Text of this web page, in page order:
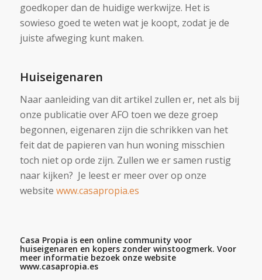
goedkoper dan de huidige werkwijze. Het is
sowieso goed te weten wat je koopt, zodat je de
juiste afweging kunt maken.
Huiseigenaren
Naar aanleiding van dit artikel zullen er, net als bij
onze publicatie over AFO toen we deze groep
begonnen, eigenaren zijn die schrikken van het
feit dat de papieren van hun woning misschien
toch niet op orde zijn. Zullen we er samen rustig
naar kijken? Je leest er meer over op onze
website www.casapropia.es
Casa Propia is een online community voor
huiseigenaren en kopers zonder winstoogmerk. Voor
meer informatie bezoek onze website
www.casapropia.es